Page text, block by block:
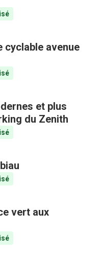
cyclable avenue
et plus
du Zenith
vert aux